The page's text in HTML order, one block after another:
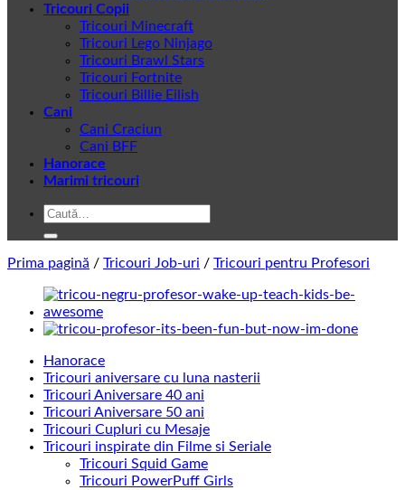
Tricouri Copii
Tricouri Minecraft
Tricouri Lego Ninjago
Tricouri Brawl Stars
Tricouri Fortnite
Tricouri Billie Eilish
Cani
Cani Craciun
Cani BFF
Hanorace
Marimi tricouri
Caută
Prima pagină / Tricouri Job-uri / Tricouri pentru Profesori
Hanorace
Tricouri aniversare cu luna nasterii
Tricouri Aniversare 40 ani
Tricouri Aniversare 50 ani
Tricouri Cupluri cu Mesaje
Tricouri inspirate din Filme si Seriale
Tricouri Squid Game
Tricouri PowerPuff Girls